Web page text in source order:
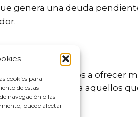
cookies para
de estas
navegación o las
puede afectar
genera una deuda
destinados a ofrecer
y equilibrado para aquellos